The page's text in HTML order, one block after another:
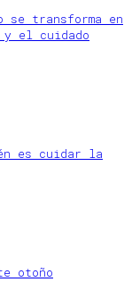
transforma en
el cuidado
es cuidar la
otoño